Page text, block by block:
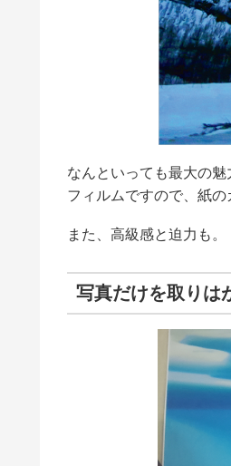
なんといっても最大の魅
フィルムですので、紙
また、高級感と迫力も。
写真だけを取りは